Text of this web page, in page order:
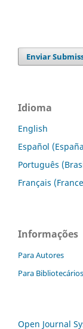
Enviar
Idioma
English
Español
Português
Français
Informações
Para Autores
Para Bibliotecários
Open Journal